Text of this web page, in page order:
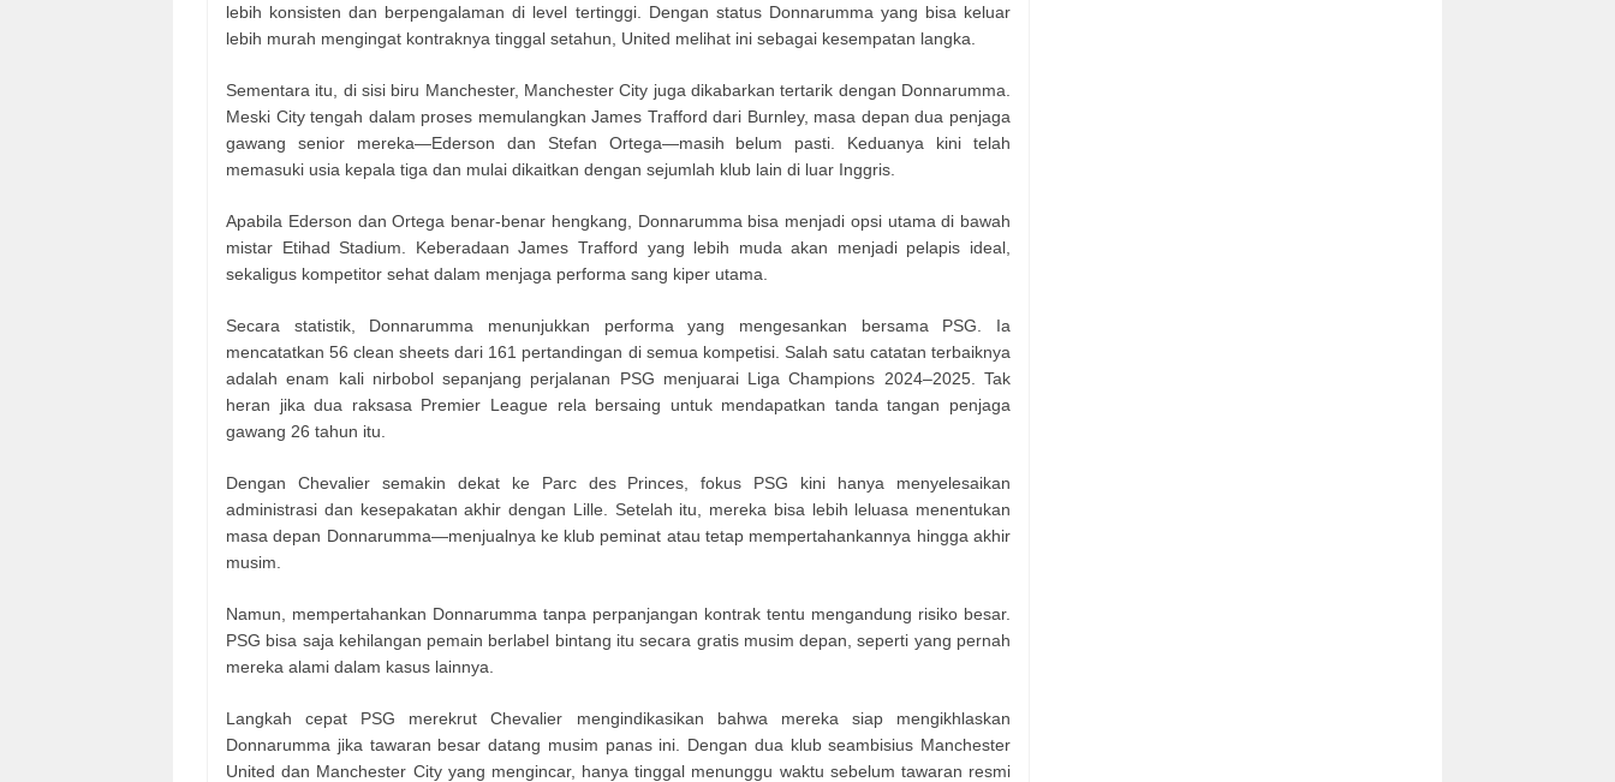
lebih konsisten dan berpengalaman di level tertinggi. Dengan status Donnarumma yang bisa keluar
lebih murah mengingat kontraknya tinggal setahun, United melihat ini sebagai kesempatan langka.
Sementara itu, di sisi biru Manchester, Manchester City juga dikabarkan tertarik dengan Donnarumma.
Meski City tengah dalam proses memulangkan James Trafford dari Burnley, masa depan dua penjaga
gawang senior mereka—Ederson dan Stefan Ortega—masih belum pasti. Keduanya kini telah
memasuki usia kepala tiga dan mulai dikaitkan dengan sejumlah klub lain di luar Inggris.
Apabila Ederson dan Ortega benar-benar hengkang, Donnarumma bisa menjadi opsi utama di bawah
mistar Etihad Stadium. Keberadaan James Trafford yang lebih muda akan menjadi pelapis ideal,
sekaligus kompetitor sehat dalam menjaga performa sang kiper utama.
Secara statistik, Donnarumma menunjukkan performa yang mengesankan bersama PSG. Ia
mencatatkan 56 clean sheets dari 161 pertandingan di semua kompetisi. Salah satu catatan terbaiknya
adalah enam kali nirbobol sepanjang perjalanan PSG menjuarai Liga Champions 2024–2025. Tak
heran jika dua raksasa Premier League rela bersaing untuk mendapatkan tanda tangan penjaga
gawang 26 tahun itu.
Dengan Chevalier semakin dekat ke Parc des Princes, fokus PSG kini hanya menyelesaikan
administrasi dan kesepakatan akhir dengan Lille. Setelah itu, mereka bisa lebih leluasa menentukan
masa depan Donnarumma—menjualnya ke klub peminat atau tetap mempertahankannya hingga akhir
musim.
Namun, mempertahankan Donnarumma tanpa perpanjangan kontrak tentu mengandung risiko besar.
PSG bisa saja kehilangan pemain berlabel bintang itu secara gratis musim depan, seperti yang pernah
mereka alami dalam kasus lainnya.
Langkah cepat PSG merekrut Chevalier mengindikasikan bahwa mereka siap mengikhlaskan
Donnarumma jika tawaran besar datang musim panas ini. Dengan dua klub seambisius Manchester
United dan Manchester City yang mengincar, hanya tinggal menunggu waktu sebelum tawaran resmi